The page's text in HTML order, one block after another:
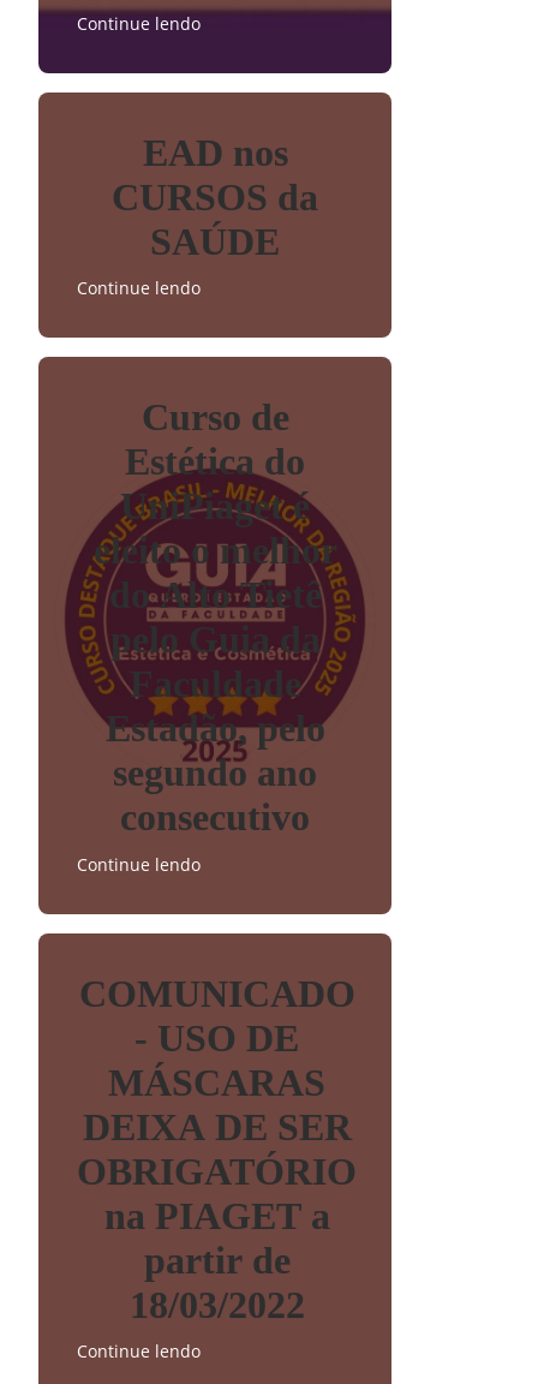
Continue lendo
EAD nos
CURSOS da
SAÚDE
Continue lendo
Curso de
Estética do
UniPiaget é
eleito o melhor
do Alto Tietê
pelo Guia da
Faculdade
Estadão, pelo
segundo ano
consecutivo
Continue lendo
COMUNICADO
- USO DE
MÁSCARAS
DEIXA DE SER
OBRIGATÓRIO
na PIAGET a
partir de
18/03/2022
Continue lendo